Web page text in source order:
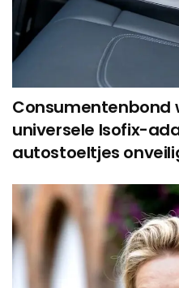
Consumentenbond
universele Isofix-
autostoeltjes